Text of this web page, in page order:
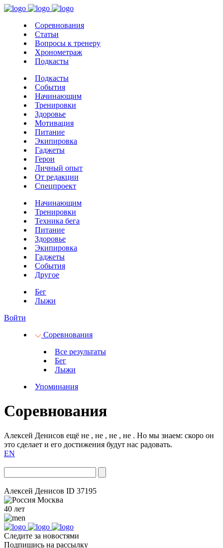
Соревнования
Статьи
Вопросы к тренеру
Хронометраж
Подкасты
Подкасты
События
Начинающим
Тренировки
Здоровье
Мотивация
Питание
Экипировка
Гаджеты
Герои
Личный опыт
От редакции
Спецпроект
Начинающим
Тренировки
Техника бега
Питание
Здоровье
Экипировка
Гаджеты
События
Другое
Бег
Лыжи
Войти
Соревнования
Все результаты
Бег
Лыжи
Упоминания
Соревнования
Алексей Денисов ещё не , не , не , не . Но мы знаем: скоро он
это сделает и его достижения будут нас радовать.
EN
Алексей Денисов ID 37195
Москва
40 лет
Следите за новостями
Подпишись на рассылку